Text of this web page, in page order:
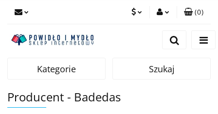
Dodaj zgłoszenie
(0)
Kategorie Szukaj
Producent - Badedas